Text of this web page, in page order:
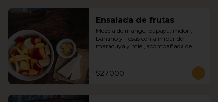
Ensalada de frutas
Mezcla de mango, papaya, melón,
banano y fresas con almíbar de
maracuyá y miel, acompañada de
$27.000